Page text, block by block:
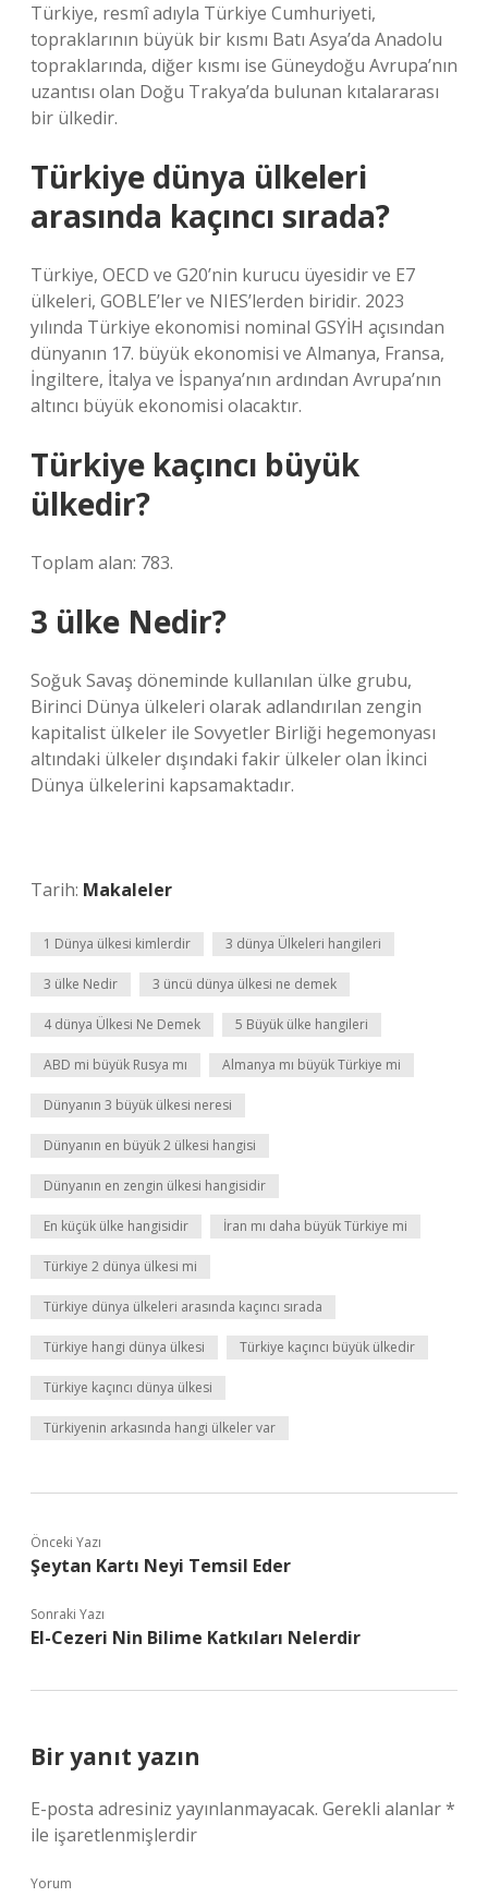
Türkiye, resmî adıyla Türkiye Cumhuriyeti,
topraklarının büyük bir kısmı Batı Asya’da Anadolu
topraklarında, diğer kısmı ise Güneydoğu Avrupa’nın
uzantısı olan Doğu Trakya’da bulunan kıtalararası
bir ülkedir.
Türkiye dünya ülkeleri
arasında kaçıncı sırada?
Türkiye, OECD ve G20’nin kurucu üyesidir ve E7
ülkeleri, GOBLE’ler ve NIES’lerden biridir. 2023
yılında Türkiye ekonomisi nominal GSYİH açısından
dünyanın 17. büyük ekonomisi ve Almanya, Fransa,
İngiltere, İtalya ve İspanya’nın ardından Avrupa’nın
altıncı büyük ekonomisi olacaktır.
Türkiye kaçıncı büyük
ülkedir?
Toplam alan: 783.
3 ülke Nedir?
Soğuk Savaş döneminde kullanılan ülke grubu,
Birinci Dünya ülkeleri olarak adlandırılan zengin
kapitalist ülkeler ile Sovyetler Birliği hegemonyası
altındaki ülkeler dışındaki fakir ülkeler olan İkinci
Dünya ülkelerini kapsamaktadır.
Tarih: Makaleler
1 Dünya ülkesi kimlerdir 3 dünya Ülkeleri hangileri
3 ülke Nedir 3 üncü dünya ülkesi ne demek
4 dünya Ülkesi Ne Demek 5 Büyük ülke hangileri
ABD mi büyük Rusya mı Almanya mı büyük Türkiye mi
Dünyanın 3 büyük ülkesi neresi
Dünyanın en büyük 2 ülkesi hangisi
Dünyanın en zengin ülkesi hangisidir
En küçük ülke hangisidir İran mı daha büyük Türkiye mi
Türkiye 2 dünya ülkesi mi
Türkiye dünya ülkeleri arasında kaçıncı sırada
Türkiye hangi dünya ülkesi Türkiye kaçıncı büyük ülkedir
Türkiye kaçıncı dünya ülkesi
Türkiyenin arkasında hangi ülkeler var
Önceki Yazı
Şeytan Kartı Neyi Temsil Eder
Sonraki Yazı
El-Cezeri Nin Bilime Katkıları Nelerdir
Bir yanıt yazın
E-posta adresiniz yayınlanmayacak. Gerekli alanlar*
ile işaretlenmişlerdir
Yorum